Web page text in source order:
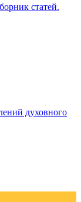
статей.
духовного